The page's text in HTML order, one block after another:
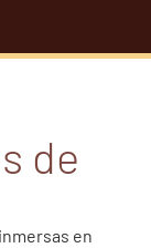
de
en